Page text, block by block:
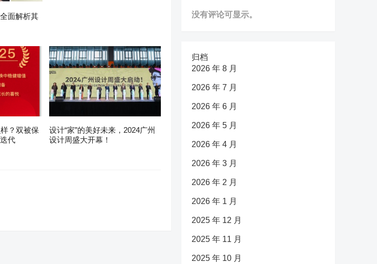
面解析其
？双被保
代
设计“家”的美好未来，2024广州
设计周盛大开幕！
没有评论可显示。
归档
2026 年 8 月
2026 年 7 月
2026 年 6 月
2026 年 5 月
2026 年 4 月
2026 年 3 月
2026 年 2 月
2026 年 1 月
2025 年 12 月
2025 年 11 月
2025 年 10 月